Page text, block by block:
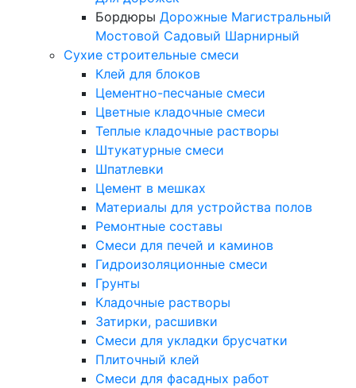
Бордюры Дорожные Магистральный
Мостовой Садовый Шарнирный
Сухие строительные смеси
Клей для блоков
Цементно-песчаные смеси
Цветные кладочные смеси
Теплые кладочные растворы
Штукатурные смеси
Шпатлевки
Цемент в мешках
Материалы для устройства полов
Ремонтные составы
Смеси для печей и каминов
Гидроизоляционные смеси
Грунты
Кладочные растворы
Затирки, расшивки
Смеси для укладки брусчатки
Плиточный клей
Смеси для фасадных работ